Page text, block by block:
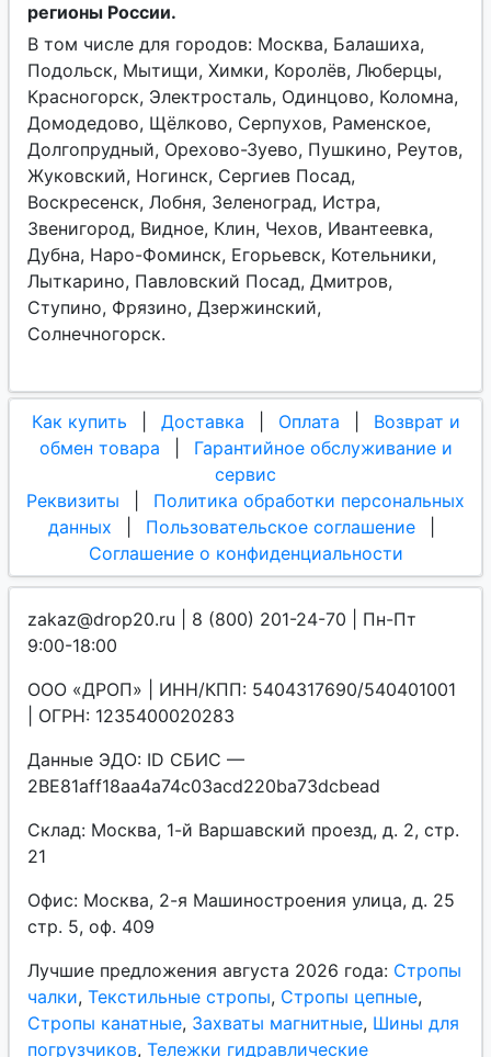
регионы России.
В том числе для городов: Москва, Балашиха,
Подольск, Мытищи, Химки, Королёв, Люберцы,
Красногорск, Электросталь, Одинцово, Коломна,
Домодедово, Щёлково, Серпухов, Раменское,
Долгопрудный, Орехово-Зуево, Пушкино, Реутов,
Жуковский, Ногинск, Сергиев Посад,
Воскресенск, Лобня, Зеленоград, Истра,
Звенигород, Видное, Клин, Чехов, Ивантеевка,
Дубна, Наро-Фоминск, Егорьевск, Котельники,
Лыткарино, Павловский Посад, Дмитров,
Ступино, Фрязино, Дзержинский,
Солнечногорск.
Как купить Доставка Оплата
Возврат и
обмен товара
Гарантийное обслуживание и
сервис
Реквизиты
Политика обработки персональных
данных
Пользовательское соглашение
Соглашение о конфиденциальности
zakaz@drop20.ru | 8 (800) 201-24-70 | Пн-Пт
9:00-18:00
ООО «ДРОП» | ИНН/КПП: 5404317690/540401001
| ОГРН: 1235400020283
Данные ЭДО: ID СБИС —
2BE81aff18aa4a74c03acd220ba73dcbead
Склад: Москва, 1-й Варшавский проезд, д. 2, стр.
21
Офис: Москва, 2-я Машиностроения улица, д. 25
стр. 5, оф. 409
Лучшие предложения августа 2026 года: Стропы
чалки, Текстильные стропы, Стропы цепные,
Стропы канатные, Захваты магнитные, Шины для
погрузчиков, Тележки гидравлические